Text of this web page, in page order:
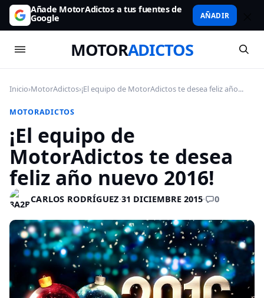
Añade MotorAdictos a tus fuentes de
Google AÑADIR
MOTORADICTOS
Inicio›MotorAdictos›¡El equipo de MotorAdictos te desea feliz año...
MOTORADICTOS
¡El equipo de
MotorAdictos te desea
feliz año nuevo 2016!
CARLOS RODRÍGUEZ·31 DICIEMBRE 2015· 0